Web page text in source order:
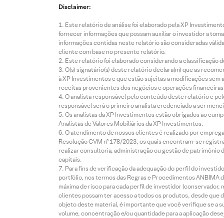
Disclaimer:
Este relatório de análise foi elaborado pela XP
fornecer informações que possam auxiliar o investidor a
informações contidas neste relatório são consideradas
cliente com base no presente relatório.
Este relatório foi elaborado considerando a classificação
O(s) signatário(s) deste relatório declara(m) que as
à XP Investimentos e que estão sujeitas a modificações
receitas provenientes dos negócios e operações
O analista responsável pelo conteúdo deste relatório e
responsável será o primeiro analista credenciado a ser
Os analistas da XP Investimentos estão obrigados ao
Analistas de Valores Mobiliários da XP Investimentos.
O atendimento de nossos clientes é realizado por
Resolução CVM nº 178/2023, os quais encontram-se
realizar consultoria, administração ou gestão de patrimônio
capitais.
Para fins de verificação da adequação do perfil do
portfólio, nos termos das Regras e Procedimentos
máxima de risco para cada perfil de investidor
clientes possam ter acesso a todos os produtos, desde que
objeto deste material, é importante que você verifique se a
volume, concentração e/ou quantidade para a aplicação